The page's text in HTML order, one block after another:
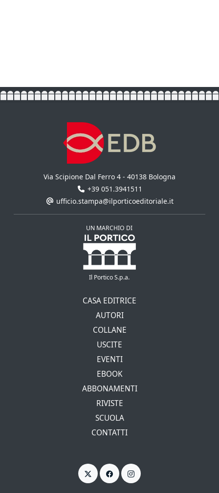
Via Scipione Dal Ferro 4 - 40138 Bologna
+39 051.3941511
ufficio.stampa@ilporticoeditoriale.it
UN MARCHIO DI
Il Portico S.p.a.
CASA EDITRICE
AUTORI
COLLANE
USCITE
EVENTI
EBOOK
ABBONAMENTI
RIVISTE
SCUOLA
CONTATTI